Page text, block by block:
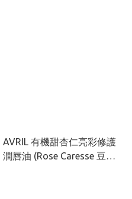
AVRIL 有機甜杏仁亮彩修護
潤唇油 (Rose Caresse 豆沙